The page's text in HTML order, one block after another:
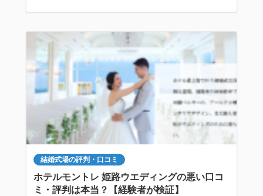
結婚式場の評判・口コミ
ホテルモントレ 姫路ウエディングの悪い口コ
ミ・評判は本当？【経験者が検証】